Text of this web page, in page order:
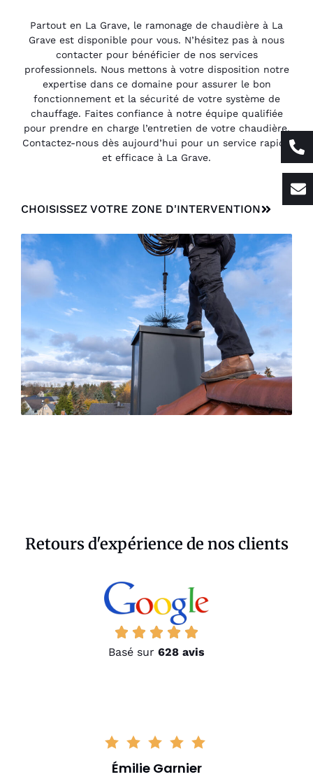
Partout en La Grave, le ramonage de chaudière à La
Grave est disponible pour vous. N’hésitez pas à nous
contacter pour bénéficier de nos services
professionnels. Nous mettons à votre disposition notre
expertise dans ce domaine pour assurer le bon
fonctionnement et la sécurité de votre système de
chauffage. Faites confiance à notre équipe qualifiée
pour prendre en charge l’entretien de votre chaudière.
Contactez-nous dès aujourd’hui pour un service rapide
et efficace à La Grave.
CHOISISSEZ VOTRE ZONE D'INTERVENTION
Retours d'expérience de nos clients
Basé sur 628 avis
Émilie Garnier